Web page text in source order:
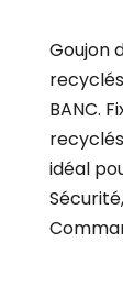
Goujon
recyclés
BANC.
idéal